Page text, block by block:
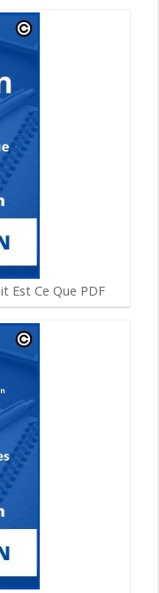
Est Ce Que PDF